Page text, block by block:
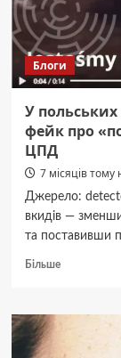
Блоги
У
фейк про
ЦПД
7 місяців тому
Джерело:
вкидів —
та поставивши
БільшеДокладніше
польських
соцмережах
поширюють